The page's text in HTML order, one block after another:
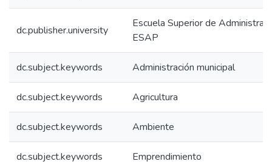
dc.publisher.university
Escuela Superior de
ESAP
dc.subject.keywords Administración municipal
dc.subject.keywords Agricultura
dc.subject.keywords Ambiente
dc.subject.keywords Emprendimiento